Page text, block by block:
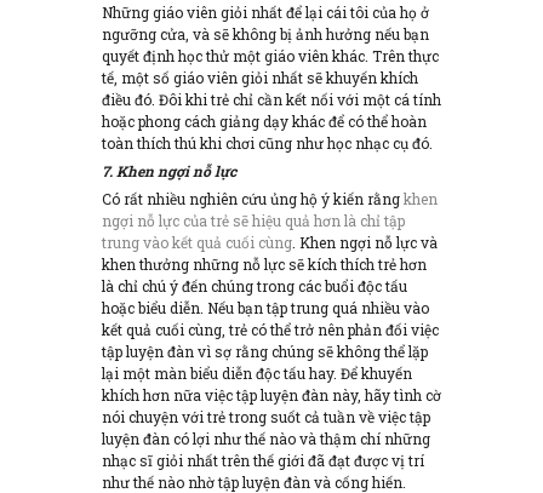
Những giáo viên giỏi nhất để lại cái tôi của họ ở
ngưỡng cửa, và sẽ không bị ảnh hưởng nếu bạn
quyết định học thử một giáo viên khác. Trên thực
tế, một số giáo viên giỏi nhất sẽ khuyến khích
điều đó. Đôi khi trẻ chỉ cần kết nối với một cá tính
hoặc phong cách giảng dạy khác để có thể hoàn
toàn thích thú khi chơi cũng như học nhạc cụ đó.
7. Khen ngợi nỗ lực
Có rất nhiều nghiên cứu ủng hộ ý kiến ​​rằngkhen
ngợi nỗ lực của trẻ sẽ hiệu quả hơn là chỉ tập
trung vào kết quả cuối cùng . Khen ngợi nỗ lực và
khen thưởng những nỗ lực sẽ kích thích trẻ hơn
là chỉ chú ý đến chúng trong các buổi độc tấu
hoặc biểu diễn. Nếu bạn tập trung quá nhiều vào
kết quả cuối cùng, trẻ có thể trở nên phản đối việc
tập luyện đàn vì sợ rằng chúng sẽ không thể lặp
lại một màn biểu diễn độc tấu hay. Để khuyến
khích hơn nữa việc tập luyện đàn này, hãy tình cờ
nói chuyện với trẻ trong suốt cả tuần về việc tập
luyện đàn có lợi như thế nào và thậm chí những
nhạc sĩ giỏi nhất trên thế giới đã đạt được vị trí
như thế nào nhờ tập luyện đàn và cống hiến.